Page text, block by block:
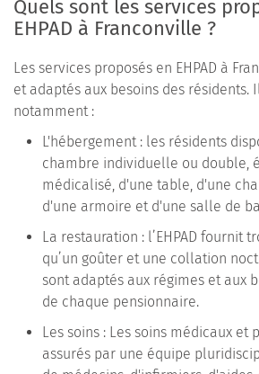
Quels sont les services
EHPAD à Franconville ?
Les services proposés en EHPAD à
et adaptés aux besoins des résidents.
notamment :
L'hébergement : les résidents
chambre individuelle ou double,
médicalisé, d'une table, d'une
d'une armoire et d'une salle de
La restauration : l’EHPAD fournit
qu’un goûter et une collation
sont adaptés aux régimes et aux
de chaque pensionnaire.
Les soins : Les soins médicaux et
assurés par une équipe